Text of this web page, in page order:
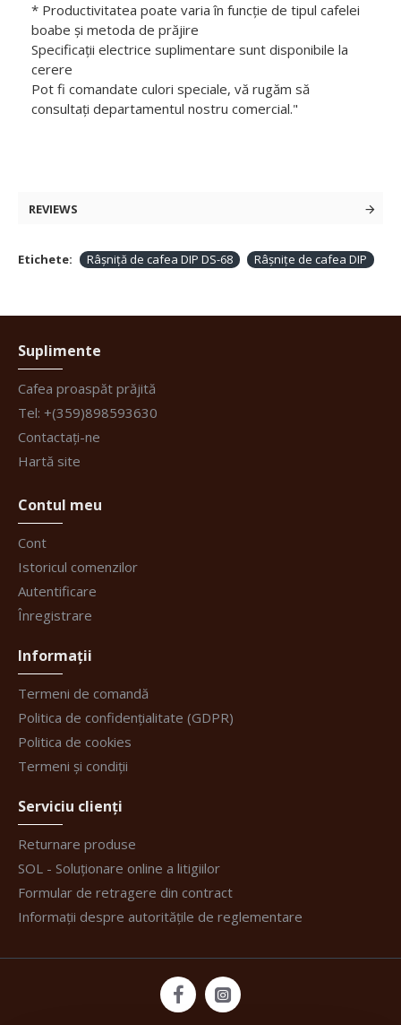
* Productivitatea poate varia în funcție de tipul cafelei
boabe și metoda de prăjire
Specificații electrice suplimentare sunt disponibile la
cerere
Pot fi comandate culori speciale, vă rugăm să
consultați departamentul nostru comercial."
REVIEWS
Etichete: Râșniță de cafea DIP DS-68 Râșnițe de cafea DIP
Suplimente
Cafea proaspăt prăjită
Tel: +(359)898593630
Contactați-ne
Hartă site
Contul meu
Cont
Istoricul comenzilor
Autentificare
Înregistrare
Informații
Termeni de comandă
Politica de confidențialitate (GDPR)
Politica de cookies
Termeni și condiții
Serviciu clienți
Returnare produse
SOL - Soluționare online a litigiilor
Formular de retragere din contract
Informații despre autoritățile de reglementare